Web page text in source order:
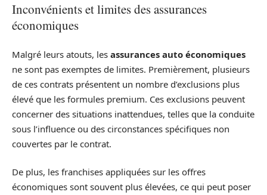
Inconvénients et limites des assurances
économiques
Malgré leurs atouts, les assurances auto économiques
ne sont pas exemptes de limites. Premièrement, plusieurs
de ces contrats présentent un nombre d’exclusions plus
élevé que les formules premium. Ces exclusions peuvent
concerner des situations inattendues, telles que la conduite
sous l’influence ou des circonstances spécifiques non
couvertes par le contrat.
De plus, les franchises appliquées sur les offres
économiques sont souvent plus élevées, ce qui peut poser